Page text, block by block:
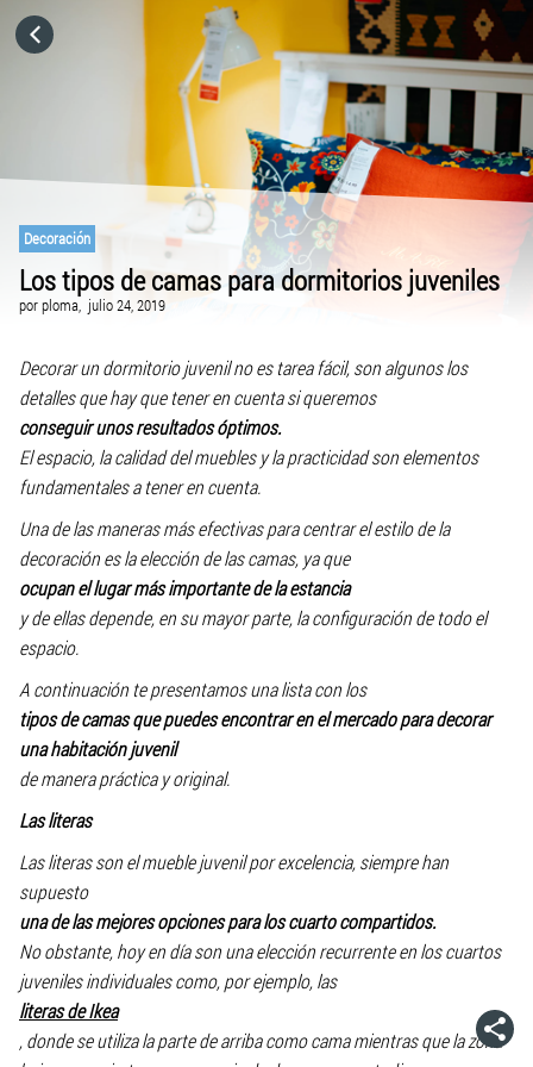
Decoración
Los tipos de camas para dormitorios juveniles
porploma, julio 24, 2019
Decorar un dormitorio juvenil no es tarea fácil, son algunos los
detalles que hay que tener en cuenta si queremos
conseguir unos resultados óptimos.
El espacio, la calidad del muebles y la practicidad son elementos
fundamentales a tener en cuenta.
Una de las maneras más efectivas para centrar el estilo de la
decoración es la elección de las camas, ya que
ocupan el lugar más importante de la estancia
y de ellas depende, en su mayor parte, la configuración de todo el
espacio.
A continuación te presentamos una lista con los
tipos de camas que puedes encontrar en el mercado para decorar
una habitación juvenil
de manera práctica y original.
Las literas
Las literas son el mueble juvenil por excelencia, siempre han
supuesto
una de las mejores opciones para los cuarto compartidos.
No obstante, hoy en día son una elección recurrente en los cuartos
juveniles individuales como, por ejemplo, las
literas de Ikea
, donde se utiliza la parte de arriba como cama mientras que la zona
HOME
IR A
VISITA EL SITIO WEB